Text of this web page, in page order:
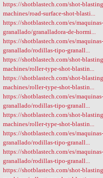
https://shotblastech.com/shot-
machines/road-surface-shot-blasti...
https://shotblastech.com/es/
granallado/granalladora-de-hormi...
https://shotblastech.com/es/
granallado/rodillas-tipo-granall...
https://shotblastech.com/shot-
machines/roller-type-shot-blastin...
https://shotblastech.com/shot-
machines/roller-type-shot-blastin...
https://shotblastech.com/es/
granallado/rodillas-tipo-granall...
https://shotblastech.com/shot-
machines/roller-type-shot-blastin...
https://shotblastech.com/es/
granallado/rodillas-tipo-granall...
https://shotblastech.com/es/
granallado/rodillas-tipo-granall...
https://shotblastech.com/shot-